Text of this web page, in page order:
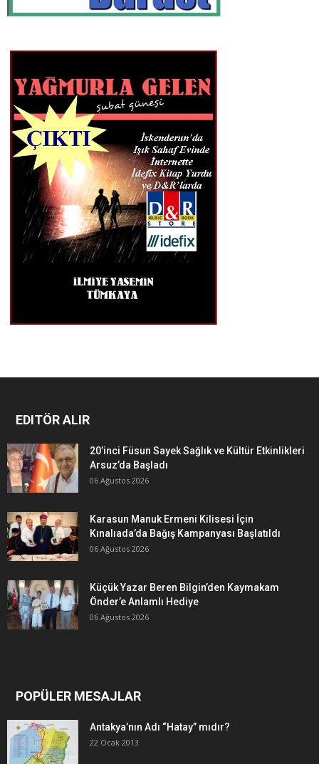
EDITÖR ALIR
20’inci Füsun Sayek Sağlık ve Kültür Etkinlikleri
Arsuz’da Başladı
06 Ağustos 2026
Karasun Manuk Ermeni Kilisesi İçin
Kınalıada’da Bağış Kampanyası Başlatıldı
06 Ağustos 2026
Küçük Yazar Beren Bilgin’den Kaymakam
Önder’e Anlamlı Hediye
06 Ağustos 2026
POPÜLER MESAJLAR
Antakya’nın Adı “Hatay” mıdır?
22 Ocak 2013